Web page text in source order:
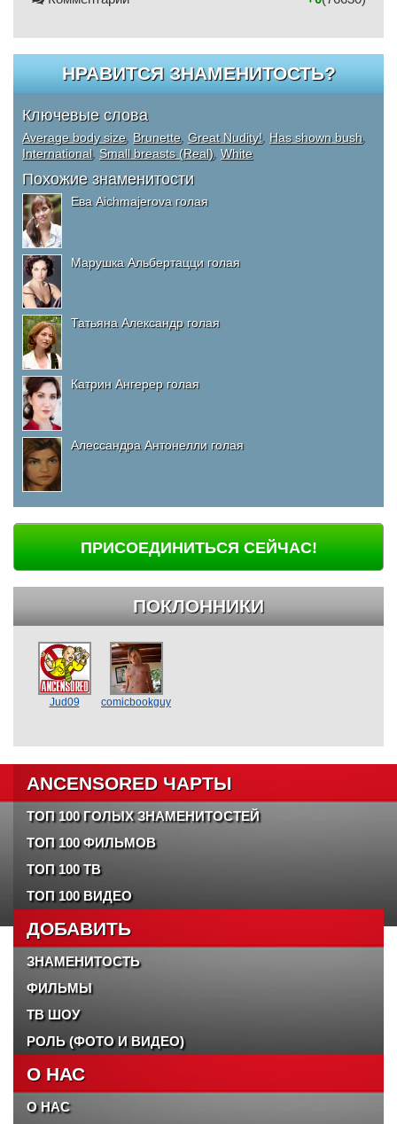
НРАВИТСЯ ЗНАМЕНИТОСТЬ?
Ключевые слова
Average body size, Brunette, Great Nudity! Has shown bush
International, Small breasts (Real) White
Похожие знаменитости
Ева Aichmajerova голая
Марушка Альбертацци голая
Татьяна Александр голая
Катрин Ангерер голая
Алессандра Антонелли голая
ПРИСОЕДИНИТЬСЯ СЕЙЧАС!
ПОКЛОННИКИ
Jud09 comicbookguy
ANCENSORED ЧАРТЫ
ТОП 100 ГОЛЫХ ЗНАМЕНИТОСТЕЙ
ТОП 100 ФИЛЬМОВ
ТОП 100 ТВ
ТОП 100 ВИДЕО
ДОБАВИТЬ
ЗНАМЕНИТОСТЬ
ФИЛЬМЫ
ТВ ШОУ
РОЛЬ (ФОТО И ВИДЕО)
О НАС
О НАС